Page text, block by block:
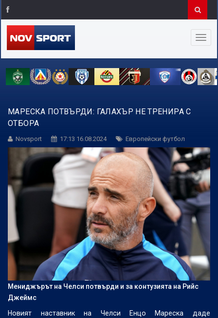
МАРЕСКА ПОТВЪРДИ: ГАЛАХЪР НЕ ТРЕНИРА С
ОТБОРА
Novsport 17:13 16.08.2024 Европейски футбол
Мениджърът на Челси потвърди и за контузията на Рийс
Джеймс
Новият наставник на Челси Енцо Мареска даде